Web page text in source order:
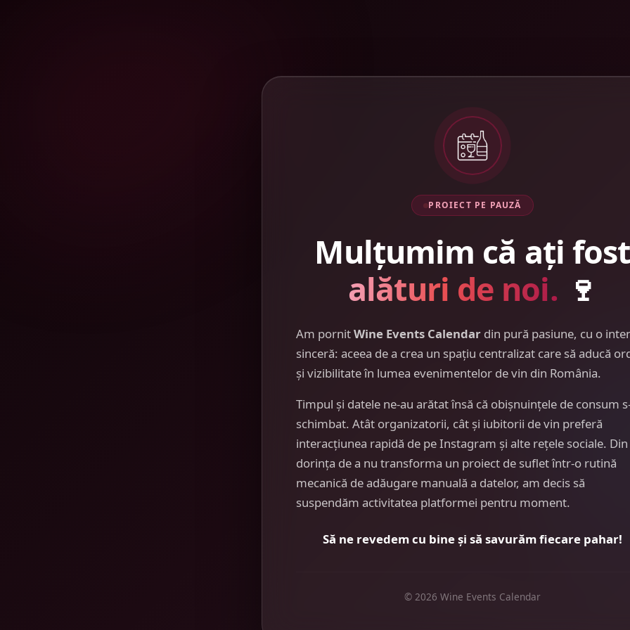
PROIECT PE PAUZĂ
Mulțumim că ați fost
alături de noi. 🍷
Am pornitWine Events Calendar din pură pasiune, cu o
sinceră: aceea de a crea un spațiu centralizat care să aducă
și vizibilitate în lumea evenimentelor de vin din România.
Timpul și datele ne-au arătat însă că obișnuințele de consum
schimbat. Atât organizatorii, cât și iubitorii de vin preferă
interacțiunea rapidă de pe Instagram și alte rețele sociale. Din
dorința de a nu transforma un proiect de suflet într-o rutină
mecanică de adăugare manuală a datelor, am decis să
suspendăm activitatea platformei pentru moment.
Să ne revedem cu bine și să savurăm fiecare pahar!
© 2026 Wine Events Calendar